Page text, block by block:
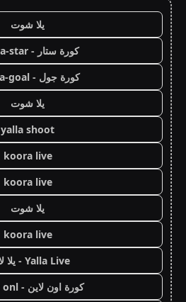
يلا شوت
كورة ستار - koora-star
كورة جول - koora-goal
يلا شوت
yalla shoot
koora live
koora live
يلا شوت
koora live
Yalla Live - يلا لايف
كورة اون لاين - koora onl